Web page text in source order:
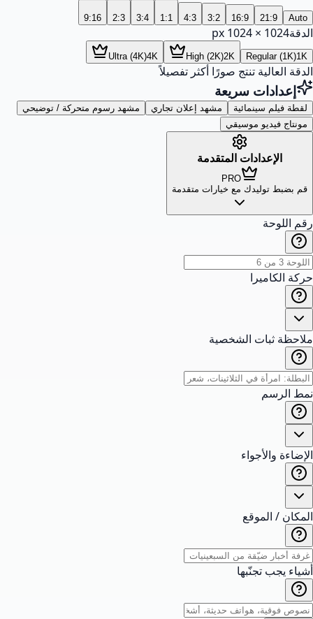
Auto
21:9
16:9
3:2
4:3
1:1
3:4
2:3
9:16
الدقة1024
×
1024
Regular (1K)1K
High (2K)2K
Ultra (4K)4K
الدقة العالية تنتج صورًا أكثر تفصيلاً
إعدادات سريعة
لقطة فيلم سينمائية مشهد إعلان تجاري
مشهد رسوم متحركة / توضيحي
مونتاج فيديو موسيقي
الإعدادات المتقدمة
PRO
قم بضبط توليدك مع خيارات متقدمة
رقم اللوحة
حركة الكاميرا
ملاحظة ثبات الشخصية
نمط الرسم
الإضاءة والأجواء
المكان / الموقع
أشياء يجب تجنّبها